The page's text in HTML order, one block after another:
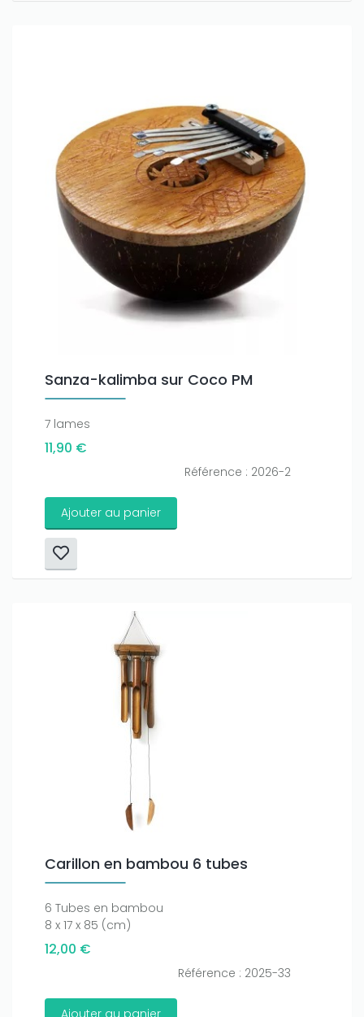
Sanza-kalimba sur Coco PM
7 lames
11,90 €
Référence : 2026-2
Ajouter au panier
Carillon en bambou 6 tubes
6 Tubes en bambou
8 x 17 x 85 (cm)
12,00 €
Référence : 2025-33
Ajouter au panier